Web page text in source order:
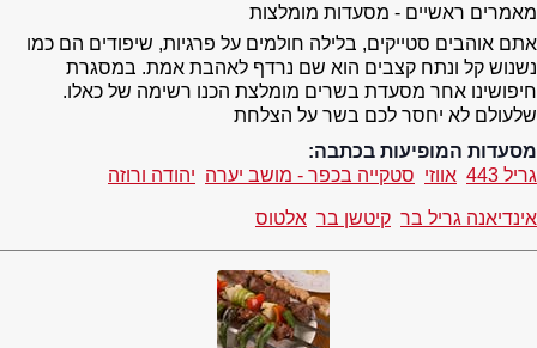
מאמרים ראשיים - מסעדות מומלצות
אתם אוהבים סטייקים, בלילה חולמים על פרגיות, שיפודים הם כמו
נשנוש קל ונתח קצבים הוא שם נרדף לאהבת אמת. במסגרת
חיפושינו אחר מסעדת בשרים מומלצת הכנו רשימה של כאלו.
שלעולם לא יחסר לכם בשר על הצלחת
מסעדות המופיעות בכתבה:
גריל 443
אווזי סטקייה בכפר - מושב יערה יהודה ורוזה
אינדיאנה גריל בר קיטשן בר אלטוס